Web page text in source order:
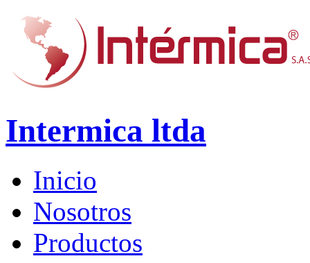
Intermica ltda
Inicio
Nosotros
Productos